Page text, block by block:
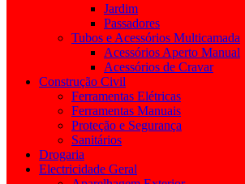
Jardim
Passadores
Tubos e Acessórios Multicamada
Acessórios Aperto Manual
Acessórios de Cravar
Construção Civil
Ferramentas Elétricas
Ferramentas Manuais
Proteção e Segurança
Sanitários
Drogaria
Electricidade Geral